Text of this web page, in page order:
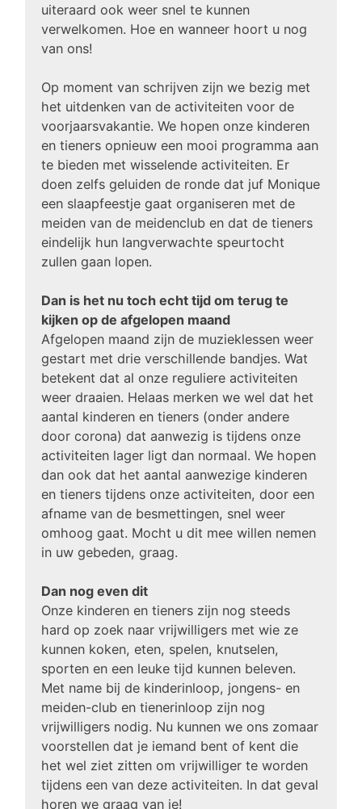
uiteraard ook weer snel te kunnen
verwelkomen. Hoe en wanneer hoort u nog
van ons!
Op moment van schrijven zijn we bezig met
het uitdenken van de activiteiten voor de
voorjaarsvakantie. We hopen onze kinderen
en tieners opnieuw een mooi programma aan
te bieden met wisselende activiteiten. Er
doen zelfs geluiden de ronde dat juf Monique
een slaapfeestje gaat organiseren met de
meiden van de meidenclub en dat de tieners
eindelijk hun langverwachte speurtocht
zullen gaan lopen.
Dan is het nu toch echt tijd om terug te
kijken op de afgelopen maand
Afgelopen maand zijn de muzieklessen weer
gestart met drie verschillende bandjes. Wat
betekent dat al onze reguliere activiteiten
weer draaien. Helaas merken we wel dat het
aantal kinderen en tieners (onder andere
door corona) dat aanwezig is tijdens onze
activiteiten lager ligt dan normaal. We hopen
dan ook dat het aantal aanwezige kinderen
en tieners tijdens onze activiteiten, door een
afname van de besmettingen, snel weer
omhoog gaat. Mocht u dit mee willen nemen
in uw gebeden, graag.
Dan nog even dit
Onze kinderen en tieners zijn nog steeds
hard op zoek naar vrijwilligers met wie ze
kunnen koken, eten, spelen, knutselen,
sporten en een leuke tijd kunnen beleven.
Met name bij de kinderinloop, jongens- en
meiden-club en tienerinloop zijn nog
vrijwilligers nodig. Nu kunnen we ons zomaar
voorstellen dat je iemand bent of kent die
het wel ziet zitten om vrijwilliger te worden
tijdens een van deze activiteiten. In dat geval
horen we graag van je!